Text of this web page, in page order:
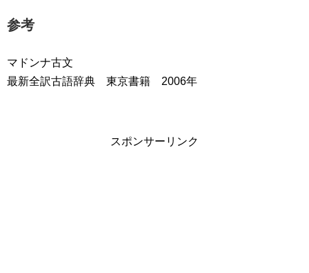
参考
マドンナ古文
最新全訳古語辞典 東京書籍 2006年
スポンサーリンク